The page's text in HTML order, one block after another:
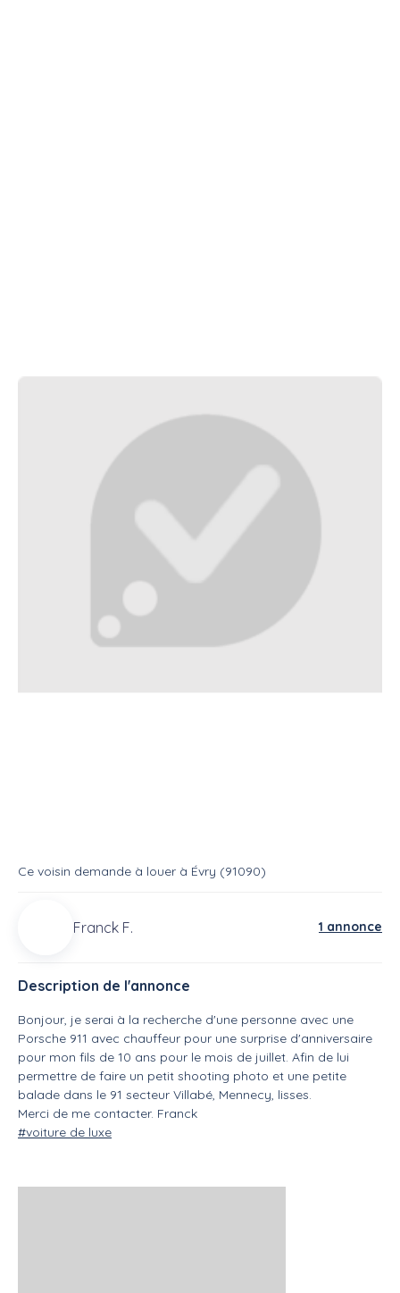
Véhicule
Louer une Porsche 911 (Surprise
anniversaire)
Voiture de luxe
Ce voisin demande à louer à Évry (91090)
Franck F. 1 annonce
Description de l'annonce
Bonjour, je serai à la recherche d'une personne avec une
Porsche 911 avec chauffeur pour une surprise d'anniversaire
pour mon fils de 10 ans pour le mois de juillet. Afin de lui
permettre de faire un petit shooting photo et une petite
balade dans le 91 secteur Villabé, Mennecy, lisses.
Merci de me contacter. Franck
#voiture de luxe